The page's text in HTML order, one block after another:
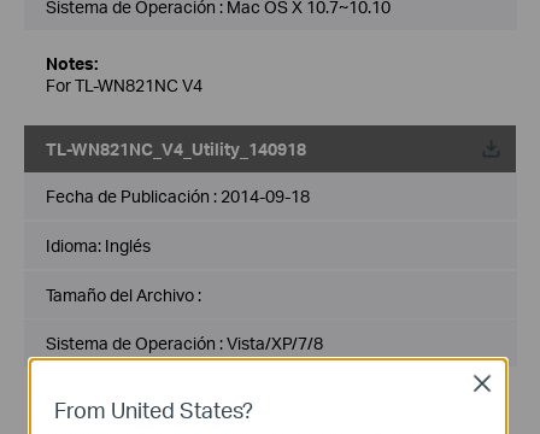
Sistema de Operación : Mac OS X 10.7~10.10
Notes:
For TL-WN821NC V4
TL-WN821NC_V4_Utility_140918
Fecha de Publicación : 2014-09-18
Idioma: Inglés
Tamaño del Archivo :
Sistema de Operación : Vista/XP/7/8
Notes:
For TL-WN821NC V4
From United States?
Close